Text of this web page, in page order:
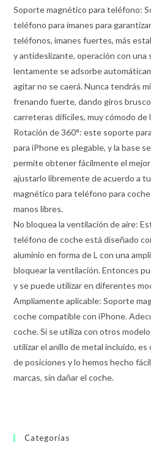
Soporte magnético para teléfono:
teléfono para imanes para
teléfonos, imanes fuertes, más
y antideslizante, operación con una
lentamente se adsorbe
agitar no se caerá. Nunca tendrás
frenando fuerte, dando giros
carreteras difíciles, muy cómodo de
Rotación de 360°: este soporte
para iPhone es plegable, y la base
permite obtener fácilmente el
ajustarlo libremente de acuerdo a
magnético para teléfono para
manos libres.
No bloquea la ventilación de aire:
teléfono de coche está diseñado
aluminio en forma de L con una
bloquear la ventilación. Entonces
y se puede utilizar en diferentes
Ampliamente aplicable: Soporte
coche compatible con iPhone.
coche. Si se utiliza con otros
utilizar el anillo de metal incluido,
de posiciones y lo hemos hecho
marcas, sin dañar el coche.
Categorías